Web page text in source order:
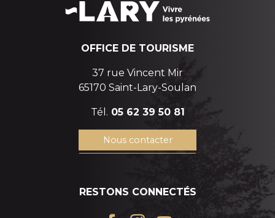
OFFICE DE TOURISME
37 rue Vincent Mir
65170 Saint-Lary-Soulan
Tél. 05 62 39 50 81
Nous contacter
RESTONS CONNECTÉS